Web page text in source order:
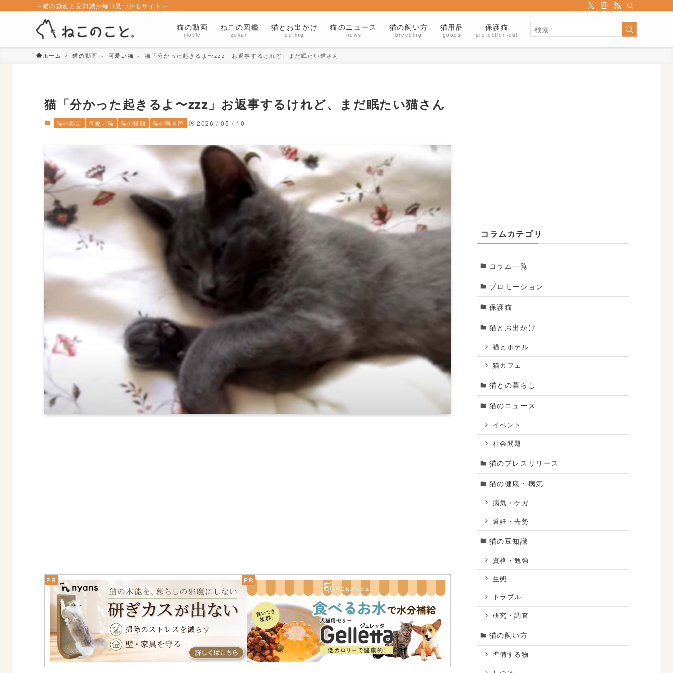
～猫の動画と豆知識が毎日見つかるサイト～
猫の動画
movie
ねこの図鑑
zukan
猫とお出かけ
outing
猫のニュース
news
猫の飼い方
breeding
猫用品
goods
保護猫
protection-cat
ホーム 猫の動画 可愛い猫 猫「分かった起きるよ〜zzz」お返事するけれど、まだ眠たい猫さん
猫「分かった起きるよ〜zzz」お返事するけれど、まだ眠たい猫さん
猫の動画 可愛い猫 猫の寝顔 猫の鳴き声 2026 / 05 / 10
コラムカテゴリ
コラム一覧
プロモーション
保護猫
猫とお出かけ
猫とホテル
猫カフェ
猫との暮らし
猫のニュース
イベント
社会問題
猫のプレスリリース
猫の健康・病気
病気・ケガ
避妊・去勢
猫の豆知識
資格・勉強
生態
トラブル
研究・調査
猫の飼い方
準備する物